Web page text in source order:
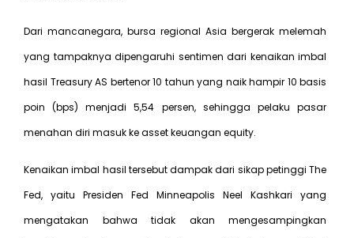
Dari mancanegara, bursa regional Asia bergerak melemah
yang tampaknya dipengaruhi sentimen dari kenaikan imbal
hasil Treasury AS bertenor 10 tahun yang naik hampir 10 basis
poin (bps) menjadi 5,54 persen, sehingga pelaku pasar
menahan diri masuk ke asset keuangan equity.
Kenaikan imbal hasil tersebut dampak dari sikap petinggi The
Fed, yaitu Presiden Fed Minneapolis Neel Kashkari yang
mengatakan bahwa tidak akan mengesampingkan